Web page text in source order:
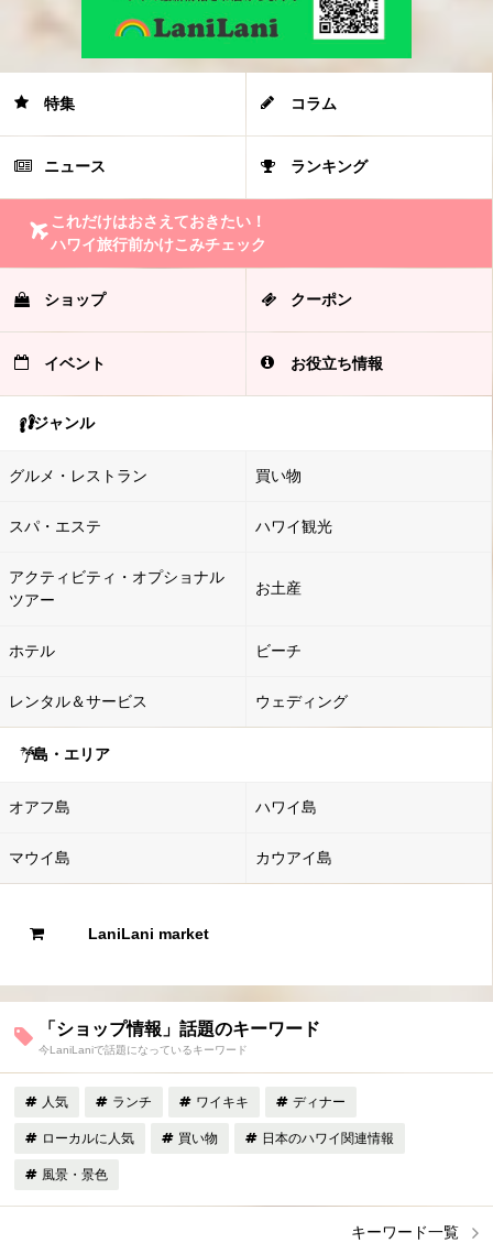
特集 コラム
ニュース ランキング
これだけはおさえておきたい！
ハワイ旅行前かけこみチェック
ショップ クーポン
イベント お役立ち情報
ジャンル
グルメ・レストラン 買い物
スパ・エステ ハワイ観光
アクティビティ・オプショナル
ツアー
お土産
ホテル ビーチ
レンタル＆サービス ウェディング
島・エリア
オアフ島 ハワイ島
マウイ島 カウアイ島
LaniLani market
「ショップ情報」話題のキーワード
今LaniLaniで話題になっているキーワード
人気 ランチ ワイキキ ディナー
ローカルに人気 買い物 日本のハワイ関連情報
風景・景色
キーワード一覧